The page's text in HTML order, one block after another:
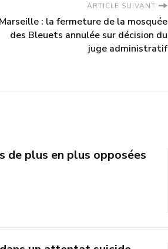
ARTICLE SUIVANT
Marseille : la fermeture de la mosquée
des Bleuets annulée sur décision du
juge administratif
de plus en plus opposées